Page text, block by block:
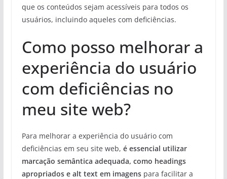
que os conteúdos sejam acessíveis para todos os
usuários, incluindo aqueles com deficiências.
Como posso melhorar a
experiência do usuário
com deficiências no
meu site web?
Para melhorar a experiência do usuário com
deficiências em seu site web, é essencial utilizar
marcação semântica adequada, como headings
apropriados e alt text em imagenspara facilitar a